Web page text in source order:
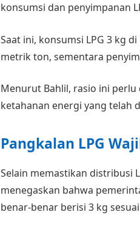
konsumsi dan penyimpanan
Saat ini, konsumsi LPG 3 kg
metrik ton, sementara
Menurut Bahlil, rasio ini
ketahanan energi yang telah
Pangkalan LPG
Selain memastikan distribusi
menegaskan bahwa
benar-benar berisi 3 kg